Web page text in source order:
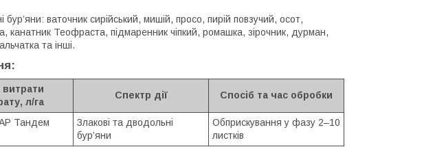
бур’яни: ваточник сирійський, мишій, просо, пирій повзучий, осот,
Теофраста, підмаренник чіпкий, ромашка, зірочник, дурман,
та інші.
л/га
Спектр дії Спосіб та час обробки
Тандем
Злакові та дводольні
бур’яни
Обприскування у фазу 2–10
листків